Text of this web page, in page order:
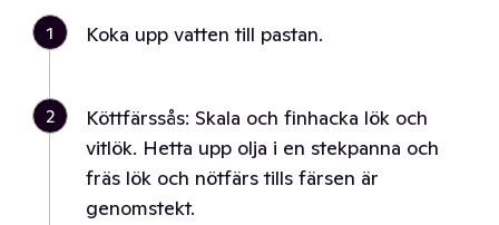
1 Koka upp vatten till pastan.
2
Köttfärssås: Skala och finhacka lök och
vitlök. Hetta upp olja i en stekpanna och
fräs lök och nötfärs tills färsen är
genomstekt.